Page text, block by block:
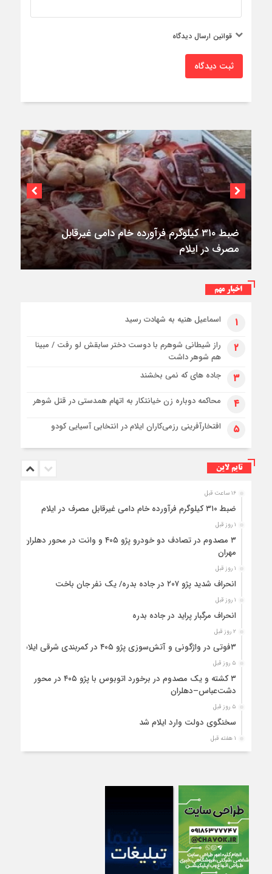
قوانین ارسال دیدگاه
ثبت دیدگاه
کمربندی شرقی ایلام
اخبار مهم
۱ اسماعیل هنیه به شهادت رسید
۲
راز شیطانی شوهرم با دوست دختر سابقش لو رفت / مبینا
هم شوهر داشت
۳ جاده های که نمی بخشند
۴ محاکمه دوباره زن خیانتکار به اتهام همدستی در قتل شوهر
۵ افتخارآفرینی رزمی‌کاران ایلام در انتخابی آسیایی کودو
تایم لاین
۱۶ ساعت قبل
ضبط ۳۱۰ کیلوگرم فرآورده خام دامی غیرقابل مصرف در ایلام
۱ روز قبل
۳ مصدوم در تصادف دو خودرو پژو ۴۰۵ و وانت در محور دهلران-
مهران
۱ روز قبل
انحراف شدید پژو ۲۰۷ در جاده بدره/ یک نفر جان باخت
۱ روز قبل
انحراف مرگبار پراید در جاده بدره
۲ روز قبل
۳فوتی در واژگونی و آتش‌سوزی پژو ۴۰۵ در کمربندی شرقی ایلام
۵ روز قبل
۳ کشته و یک مصدوم در برخورد اتوبوس با پژو ۴۰۵ در محور
دشت‌عباس–دهلران
۵ روز قبل
سخنگوی دولت وارد ایلام شد
۱ هفته قبل
استقرار ۷۱۴ دستگاه اتوبوس در پایانه برکت مهران برای بازگشت
واژگونی مرگبار پژوپارس در محور دهلران/ ۴ زائر اربعین جان باختند
۱ هفته قبل
۴کشته و یک مصدوم در حادثه مرگبار واژگونی خودرو پژو پارس در
دهلران
۱ هفته قبل